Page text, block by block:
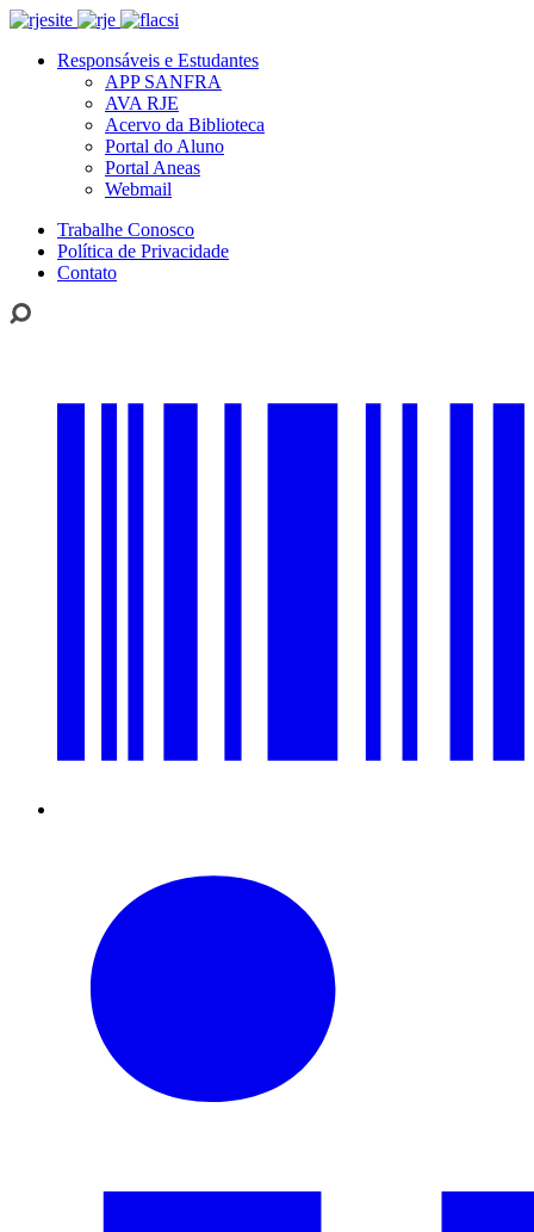
Responsáveis e Estudantes
APP SANFRA
AVA RJE
Acervo da Biblioteca
Portal do Aluno
Portal Aneas
Webmail
Trabalhe Conosco
Política de Privacidade
Contato